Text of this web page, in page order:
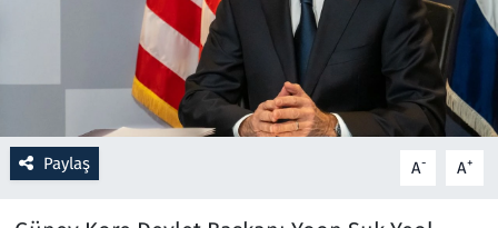
Paylaş A- A+
Savunma Sanayi
Seçim 2023
Spor